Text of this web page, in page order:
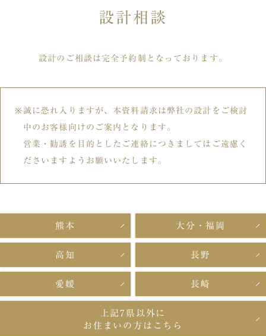
設計相談
設計のご相談は完全予約制となっております。
誠に恐れ入りますが、本資料請求は弊社の設計をご検討
中のお客様向けのご案内となります。
営業・勧誘を目的としたご連絡につきましてはご遠慮く
ださいますようお願いいたします。
熊本 大分・福岡
高知 長野
愛媛 長崎
上記7県以外に
お住まいの方はこちら